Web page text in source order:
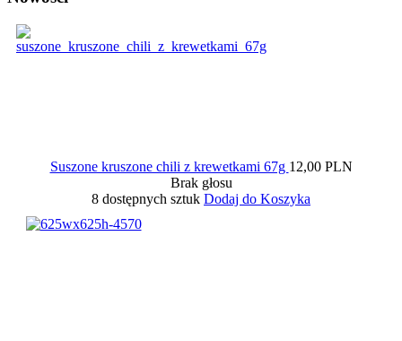
Suszone kruszone chili z krewetkami 67g 12,00 PLN
Brak głosu
8 dostępnych sztuk Dodaj do Koszyka